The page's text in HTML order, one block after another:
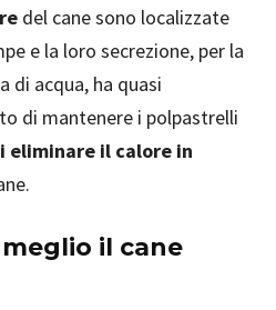
del cane sono localizzate
e la loro secrezione, per la
di acqua, ha quasi
di mantenere i polpastrelli
eliminare il calore in
il cane